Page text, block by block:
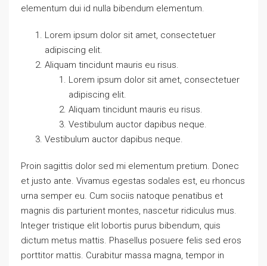
elementum dui id nulla bibendum elementum.
Lorem ipsum dolor sit amet, consectetuer
adipiscing elit.
Aliquam tincidunt mauris eu risus.
Lorem ipsum dolor sit amet, consectetuer
adipiscing elit.
Aliquam tincidunt mauris eu risus.
Vestibulum auctor dapibus neque.
Vestibulum auctor dapibus neque.
Proin sagittis dolor sed mi elementum pretium. Donec
et justo ante. Vivamus egestas sodales est, eu rhoncus
urna semper eu. Cum sociis natoque penatibus et
magnis dis parturient montes, nascetur ridiculus mus.
Integer tristique elit lobortis purus bibendum, quis
dictum metus mattis. Phasellus posuere felis sed eros
porttitor mattis. Curabitur massa magna, tempor in